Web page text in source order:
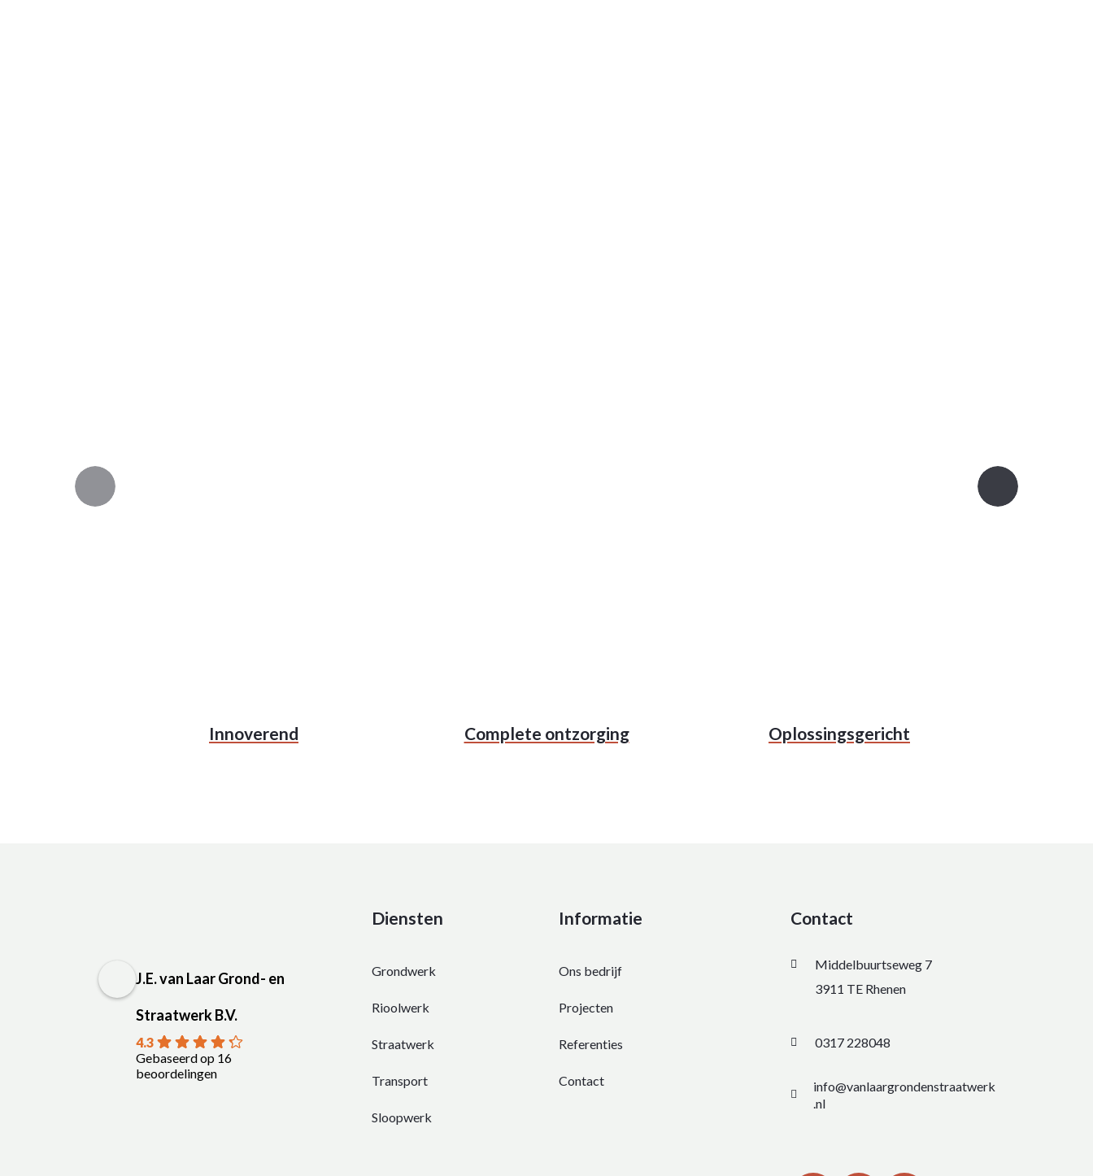
Innoverend Complete ontzorging Oplossingsgericht
J.E. van Laar Grond- en
Straatwerk B.V.
4.3
Gebaseerd op 16
beoordelingen
Diensten
Grondwerk
Rioolwerk
Straatwerk
Transport
Sloopwerk
Informatie
Ons bedrijf
Projecten
Referenties
Contact
Contact
Middelbuurtseweg 7
3911 TE Rhenen
0317 228048
info@vanlaargrondenstraatwerk
.nl